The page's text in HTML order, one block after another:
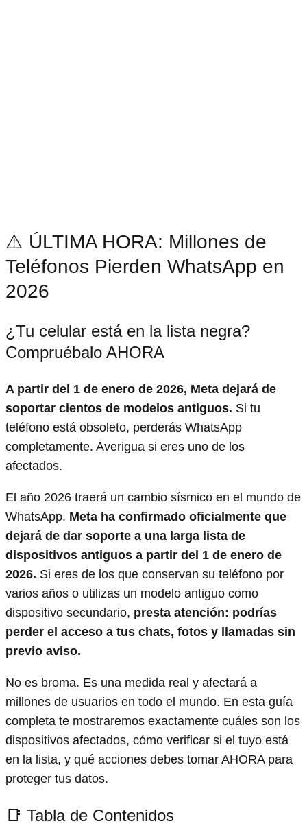
⚠️ ÚLTIMA HORA: Millones de
Teléfonos Pierden WhatsApp en
2026
¿Tu celular está en la lista negra?
Compruébalo AHORA
A partir del 1 de enero de 2026, Meta dejará de
soportar cientos de modelos antiguos. Si tu
teléfono está obsoleto, perderás WhatsApp
completamente. Averigua si eres uno de los
afectados.
El año 2026 traerá un cambio sísmico en el mundo de
WhatsApp. Meta ha confirmado oficialmente que
dejará de dar soporte a una larga lista de
dispositivos antiguos a partir del 1 de enero de
2026. Si eres de los que conservan su teléfono por
varios años o utilizas un modelo antiguo como
dispositivo secundario, presta atención: podrías
perder el acceso a tus chats, fotos y llamadas sin
previo aviso.
No es broma. Es una medida real y afectará a
millones de usuarios en todo el mundo. En esta guía
completa te mostraremos exactamente cuáles son los
dispositivos afectados, cómo verificar si el tuyo está
en la lista, y qué acciones debes tomar AHORA para
proteger tus datos.
📑 Tabla de Contenidos